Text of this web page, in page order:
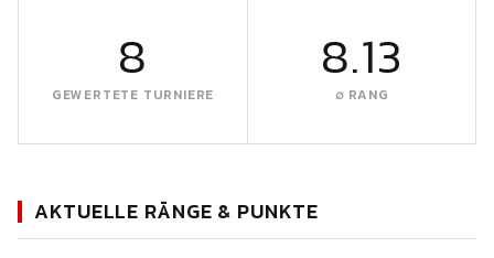
8
GEWERTETE TURNIERE
8.13
∅ RANG
AKTUELLE RÄNGE & PUNKTE